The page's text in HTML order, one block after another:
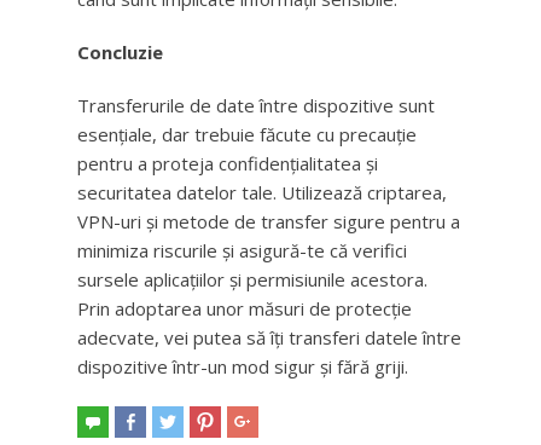
Concluzie
Transferurile de date între dispozitive sunt
esențiale, dar trebuie făcute cu precauție
pentru a proteja confidențialitatea și
securitatea datelor tale. Utilizează criptarea,
VPN-uri și metode de transfer sigure pentru a
minimiza riscurile și asigură-te că verifici
sursele aplicațiilor și permisiunile acestora.
Prin adoptarea unor măsuri de protecție
adecvate, vei putea să îți transferi datele între
dispozitive într-un mod sigur și fără griji.